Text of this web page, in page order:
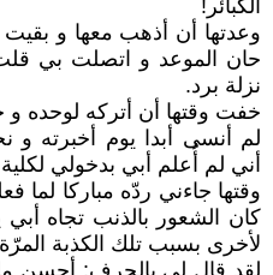
الكبائر!
وعدتها أن أذهب معها و بقيت
حان الموعد و اتصلت بي
نزلة برد.
خفت وقتها أن أتركه لوحده و
لم أنسى أبدا يوم أخبرته و
أني لم أُعلم أبي بدخولي
وقتها جاءني ردّه مباركا لما
كان الشعور بالذنب تجاه
لأخرى بسبب تلك الكذبة